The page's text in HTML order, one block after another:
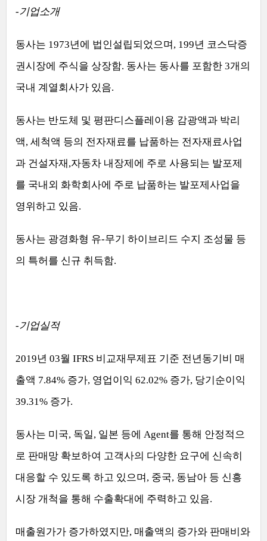
-기업소개
동사는 1973년에 법인설립되었으며 , 199년 코스닥증
권시장에 주식을 상장함. 동사는 동사를 포함한 3개의
국내 계열회사가 있음.
동사는 반도체 및 평판디스플레이용 감광액과 박리
액, 세척액 등의 전자재료를 납품하는 전자재료사업
과 건설자재,자동차 내장제에 주로 사용되는 발포제
를 국내외 화학회사에 주로 납품하는 발포제사업을
영위하고 있음.
동사는 광경화형 유-무기 하이브리드 수지 조성물 등
의 특허를 신규 취득함.
-기업실적
2019년 03월 IFRS 비교재무제표 기준 전년동기비 매
출액 7.84% 증가, 영업이익 62.02% 증가, 당기순이익
39.31% 증가.
동사는 미국, 독일, 일본 등에 Agent를 통해 안정적으
로 판매망 확보하여 고객사의 다양한 요구에 신속히
대응할 수 있도록 하고 있으며 , 중국, 동남아 등 신흥
시장 개척을 통해 수출확대에 주력하고 있음.
매출원가가 증가하였지만, 매출액의 증가와 판매비와